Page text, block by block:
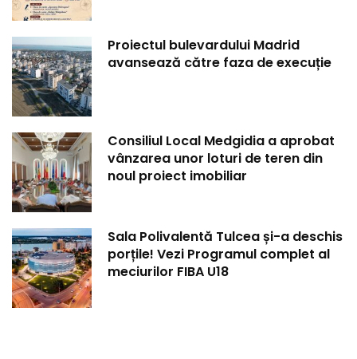
Proiectul bulevardului Madrid
avansează către faza de execuție
Consiliul Local Medgidia a aprobat
vânzarea unor loturi de teren din
noul proiect imobiliar
Sala Polivalentă Tulcea și-a deschis
porțile! Vezi Programul complet al
meciurilor FIBA U18